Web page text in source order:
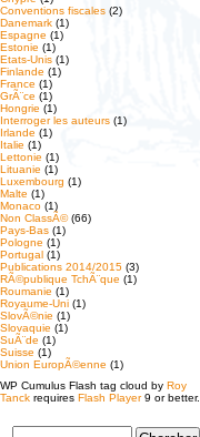
Conventions fiscales (2)
Danemark (1)
Espagne (1)
Estonie (1)
Etats-Unis (1)
Finlande (1)
France (1)
GrÃ¨ce (1)
Hongrie (1)
Interroger les auteurs (1)
Irlande (1)
Italie (1)
Lettonie (1)
Lituanie (1)
Luxembourg (1)
Malte (1)
Monaco (1)
Non ClassÃ©(66)
Pays-Bas (1)
Pologne (1)
Portugal (1)
Publications 2014/2015 (3)
RÃ©publique TchÃ¨que (1)
Roumanie (1)
Royaume-Uni (1)
SlovÃ©nie (1)
Slovaquie (1)
SuÃ¨de (1)
Suisse (1)
Union EuropÃ©enne (1)
WP Cumulus Flash tag cloud by Roy
Tanck requires Flash Player9 or better.